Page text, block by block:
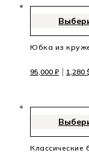
Юбка из
95,000 ₽ | 1,280
Классические